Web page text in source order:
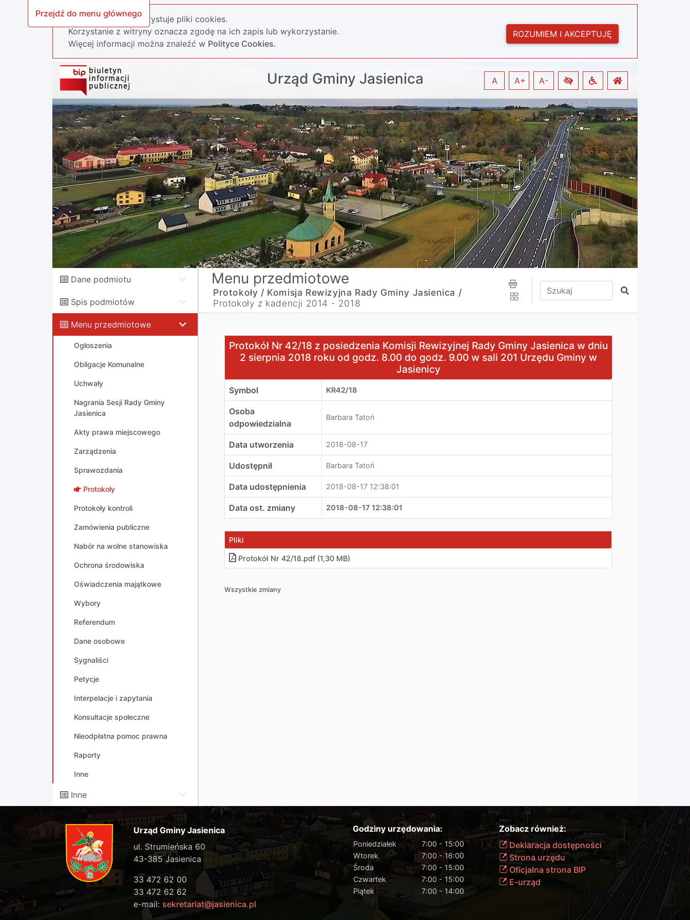
Przejdź do menu głównego
Nasza strona wykorzystuje pliki cookies.
Korzystanie z witryny oznacza zgodę na ich zapis lub wykorzystanie.
Więcej informacji można znaleźć w Polityce Cookies.
ROZUMIEM I AKCEPTUJĘ
Urząd Gminy Jasienica A A+ A-
Dane podmiotu
Spis podmiotów
Menu przedmiotowe
Ogłoszenia
Obligacje Komunalne
Uchwały
Nagrania Sesji Rady Gminy
Jasienica
Akty prawa miejscowego
Zarządzenia
Sprawozdania
Protokoły
Protokoły kontroli
Zamówienia publiczne
Nabór na wolne stanowiska
Ochrona środowiska
Oświadczenia majątkowe
Wybory
Referendum
Dane osobowe
Sygnaliści
Petycje
Interpelacje i zapytania
Konsultacje społeczne
Nieodpłatna pomoc prawna
Raporty
Inne
Inne
Menu przedmiotowe
Protokoły / Komisja Rewizyjna Rady Gminy Jasienica /
Protokoły z kadencji 2014 - 2018
Wpisz tekst do wyszukania
Szukaj
Protokół Nr 42/18 z posiedzenia Komisji Rewizyjnej Rady Gminy Jasienica w dniu 2 sierpnia 2018 roku od godz. 8.00
Protokół Nr 42/18 z posiedzenia Komisji Rewizyjnej Rady Gminy Jasienica w dniu
2 sierpnia 2018 roku od godz. 8.00 do godz. 9.00 w sali 201 Urzędu Gminy w
Jasienicy
Symbol KR42/18
Osoba
odpowiedzialna
Barbara Tatoń
Data utworzenia 2018-08-17
Udostępnił Barbara Tatoń
Data udostępnienia 2018-08-17 12:38:01
Data ost. zmiany 2018-08-17 12:38:01
Pliki
Protokół Nr 42/18.pdf (1,30 MB)
Wszystkie zmiany
Urząd Gminy Jasienica
ul. Strumieńska 60
43-385 Jasienica
33 472 62 00
33 472 62 62
e-mail: sekretariat@jasienica.pl
Godziny urzędowania:
Poniedziałek
7:00 - 15:00
Wtorek
7:00 - 16:00
Środa
7:00 - 15:00
Czwartek
7:00 - 15:00
Piątek
7:00 - 14:00
Zobacz również:
Deklaracja dostępności
Strona urzędu
Oficjalna strona BIP
E-urząd